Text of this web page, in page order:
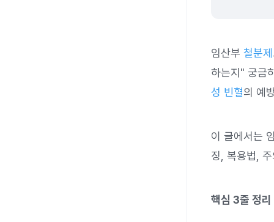
임산부 철분제
하는지" 궁금
성 빈혈의 예
이 글에서는
징, 복용법,
핵심 3줄 정리